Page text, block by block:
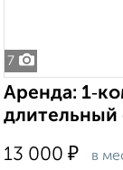
7
Аренда:
длительный
13 000 ₽ в